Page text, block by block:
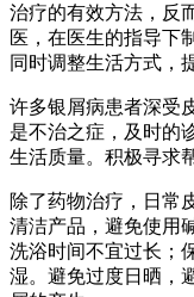
治疗的有效方法，反
医，在医生的指导下
同时调整生活方式，
许多银屑病患者深受
是不治之症，及时的
生活质量。积极寻求
除了药物治疗，日常
清洁产品，避免使用
洗浴时间不宜过长；
湿。避免过度日晒，